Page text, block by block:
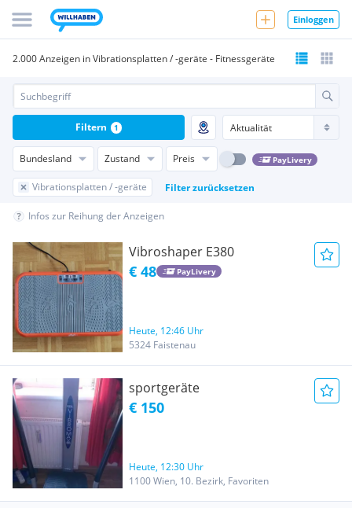
Einloggen
2.000 Anzeigen in Vibrationsplatten / -geräte - Fitnessgeräte
Bundesland Zustand Preis PayLivery
Vibrationsplatten / -geräte Filter zurücksetzen
Filtern 1
Infos zur Reihung der Anzeigen
Vibroshaper E380
€ 48 PayLivery
Heute, 12:46 Uhr
5324 Faistenau
sportgeräte
€ 150
Heute, 12:30 Uhr
1100 Wien, 10. Bezirk, Favoriten